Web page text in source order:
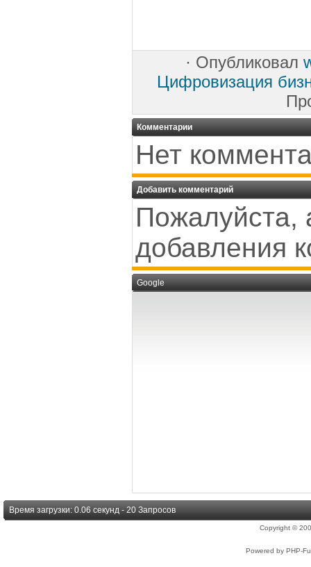
· Опубликовал
Цифровизация
Комментарии
Нет
Добавить комментарий
Пожалуйста,
добавления
Google
Время загрузки: 0.06 секунд - 20 Запросов
Copyright ©
Powered by PHP-